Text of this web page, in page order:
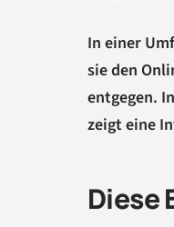
In einer
sie den
entgegen.
zeigt eine
Diese